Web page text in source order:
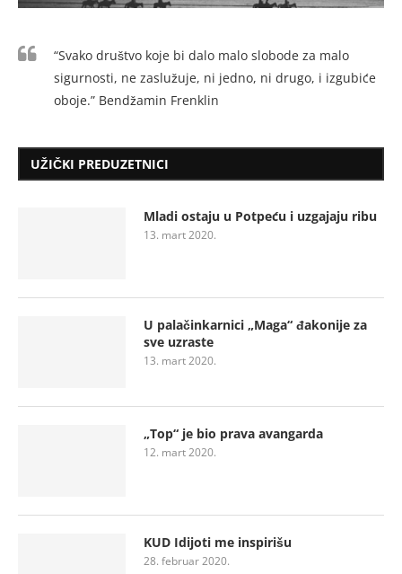
“Svako društvo koje bi dalo malo slobode za malo
sigurnosti, ne zaslužuje, ni jedno, ni drugo, i izgubiće
oboje.” Bendžamin Frenklin
UŽIČKI PREDUZETNICI
Mladi ostaju u Potpeću i uzgajaju ribu
13. mart 2020.
U palačinkarnici „Maga“ đakonije za
sve uzraste
13. mart 2020.
„Top“ je bio prava avangarda
12. mart 2020.
KUD Idijoti me inspirišu
28. februar 2020.